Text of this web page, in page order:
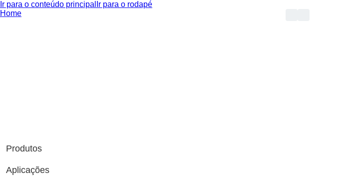
Ir para o conteúdo principal Ir para o rodapé
Home
Produtos
Aplicações